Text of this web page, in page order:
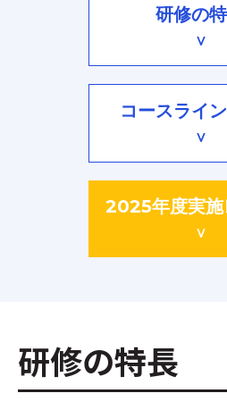
研修の
∨
コースライ
∨
2025年度実施
∨
研修の特長